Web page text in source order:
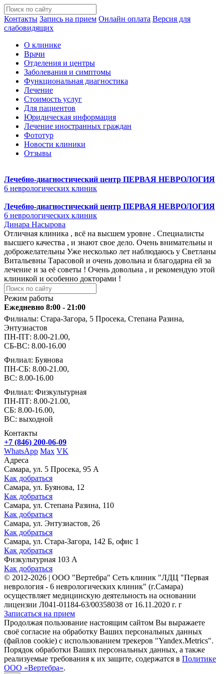
Контакты Запись на прием Онлайн оплата Версия для
слабовидящих
О клинике
Врачи
Отделения и центры
Заболевания и симптомы
Функциональная диагностика
Лечение
Стоимость услуг
Для пациентов
Юридическая информация
Лечение иностранных граждан
Фототур
Новости клиники
Отзывы
Лечебно-диагностический центр ПЕРВАЯ НЕВРОЛОГИЯ
6 неврологических клиник
Лечебно-диагностический центр ПЕРВАЯ НЕВРОЛОГИЯ
6 неврологических клиник
Динара Насырова
Отличная клиника , всё на высшем уровне . Специалисты
высшего качества , и знают свое дело. Очень внимательны и
доброжелательны Уже несколько лет наблюдаюсь у Светланы
Витальевны Тарасовой и очень довольна и благодарна ей за
лечение и за её советы ! Очень довольна , и рекомендую этой
клиникой и особенно докторами !
Режим работы
Ежедневно 8:00 - 21:00
Филиалы: Стара-Загора, 5 Просека, Степана Разина,
Энтузиастов
ПН-ПТ: 8.00-21.00,
СБ-ВС: 8.00-16.00
Филиал: Буянова
ПН-СБ: 8.00-21.00,
ВС: 8.00-16.00
Филиал: Физкультурная
ПН-ПТ: 8.00-21.00,
СБ: 8.00-16.00,
ВС: выходной
Контакты
+7 (846) 200-06-09
WhatsApp Max VK
Адреса
Самара, ул. 5 Просека, 95 А
Как добраться
Самара, ул. Буянова, 12
Как добраться
Самара, ул. Степана Разина, 110
Как добраться
Самара, ул. Энтузиастов, 26
Как добраться
Самара, ул. Стара-Загора, 142 Б, офис 1
Как добраться
Физкультурная 103 А
Как добраться
© 2012-2026 | ООО "Вертебра" Сеть клиник "ЛДЦ "Первая
неврология - 6 неврологических клиник" (г.Самара)
осуществляет медицинскую деятельность на основании
лицензии Л041-01184-63/00358038 от 16.11.2020 г. г
Записаться на прием
Продолжая пользование настоящим сайтом Вы выражаете
своё согласие на обработку Ваших персональных данных
(файлов cookie) с использованием трекеров "Yandex.Metrics".
Порядок обработки Ваших персональных данных, а также
реализуемые требования к их защите, содержатся в Политике
ООО «Вертебра».